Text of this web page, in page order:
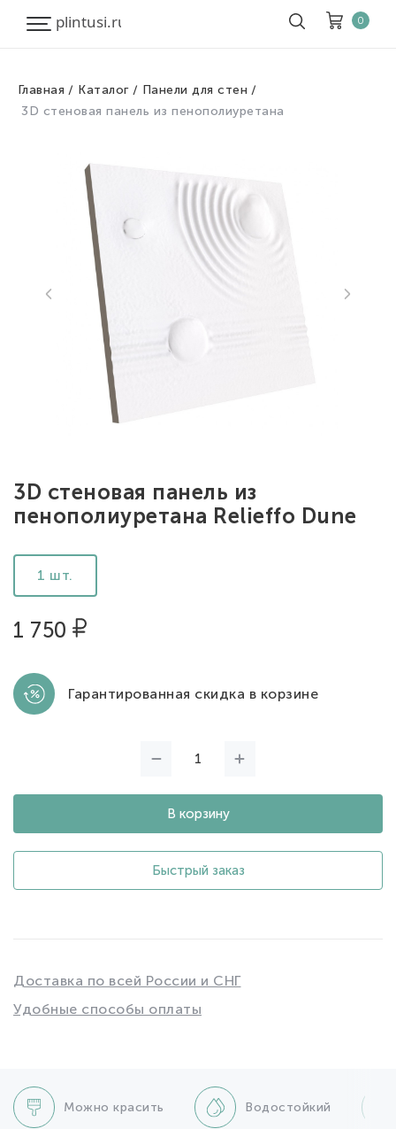
Корзина Очистить все
Скидка
Итого к оплате
0
Главная Каталог
Панели для стен
3D стеновая панель из пенополиуретана
3D стеновая панель из
пенополиуретана Relieffo Dune
1 шт.
1 750
Гарантированная скидка в корзине
В корзину
Быстрый заказ
Доставка по всей России и СНГ
Удобные способы оплаты
Можно красить Водостойкий